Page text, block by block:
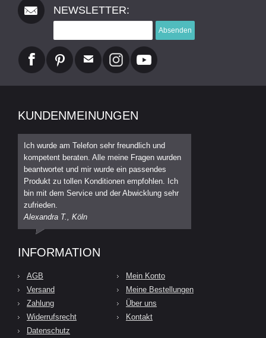
NEWSLETTER:
Absenden
KUNDENMEINUNGEN
Ich wurde am Telefon sehr freundlich und
kompetent beraten. Alle meine Fragen wurden
beantwortet und mir wurde ein passendes
Produkt zu tollen Konditionen empfohlen. Ich
bin mit dem Service und der Abwicklung sehr
zufrieden.
Alexandra T., Köln
INFORMATION
AGB
Versand
Zahlung
Widerrufsrecht
Datenschutz
Mein Konto
Meine Bestellungen
Über uns
Kontakt